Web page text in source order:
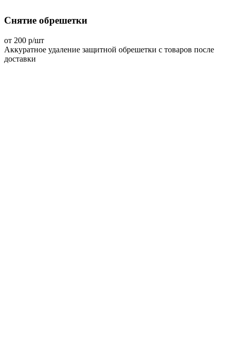
Снятие обрешетки
от 200 р/шт
Аккуратное удаление защитной обрешетки с товаров после
доставки